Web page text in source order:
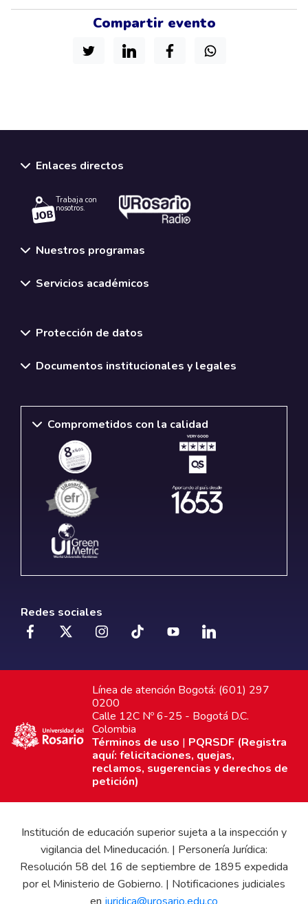
Compartir evento
Enlaces directos
Trabaja con
nosotros.
Nuestros programas
Servicios académicos
Protección de datos
Documentos institucionales y legales
Comprometidos con la calidad
Redes sociales
Línea de atención Bogotá: (601) 297
0200
Calle 12C Nº 6-25 - Bogotá D.C.
Colombia
Términos de uso | PQRSDF (Registra
aquí: felicitaciones, quejas,
reclamos, sugerencias y derechos de
petición)
Institución de educación superior sujeta a la inspección y
vigilancia del Mineducación. | Personería Jurídica:
Resolución 58 del 16 de septiembre de 1895 expedida
por el Ministerio de Gobierno. | Notificaciones judiciales